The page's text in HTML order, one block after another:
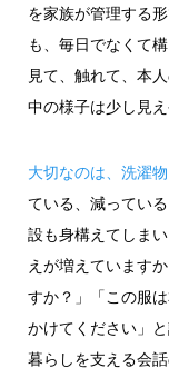
を家族が管理する
も、毎日でなくて
見て、触れて、本
中の様子は少し見え
大切なのは、洗濯
ている、減ってい
設も身構えてしま
えが増えています
すか？」「この服
かけてください」
暮らしを支える会